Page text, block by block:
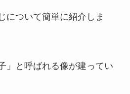
について簡単に紹介しま
」と呼ばれる像が建ってい